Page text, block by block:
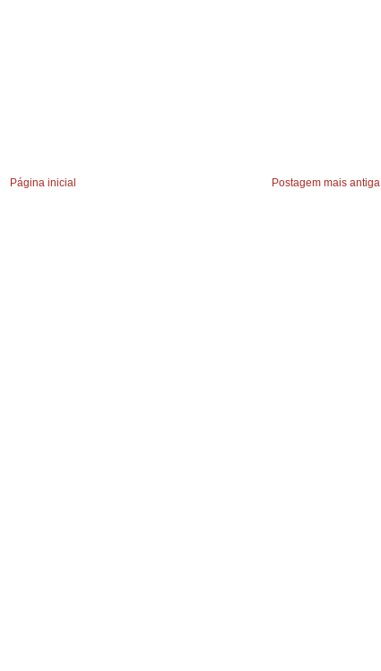
Postagem mais antiga
Página inicial